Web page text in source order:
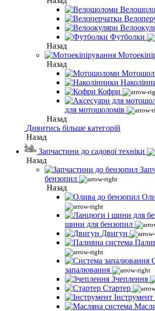
Футболки
Назад
Назад
Кофри
для мотошоломів
Назад
Дивитись більше категорій
Назад
Запчастини до садової техніки
Назад
бензопил
Назад
шини для бензопил
Двигун
запалювання
Зчеплення
Стартер
Інструмент